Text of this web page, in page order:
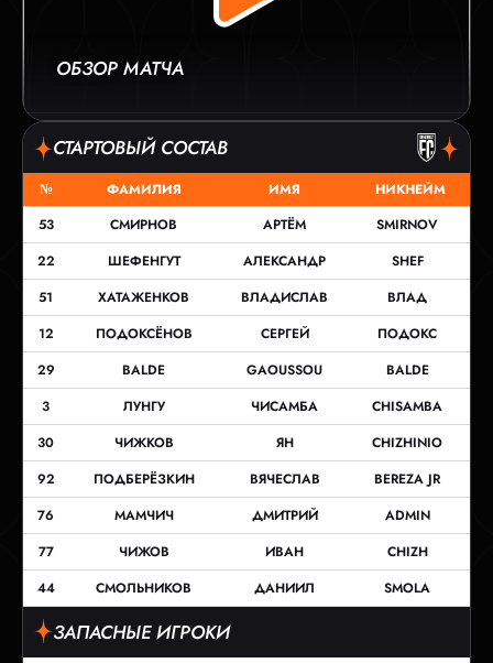
ОБЗОР МАТЧА
СТАРТОВЫЙ СОСТАВ
№ ФАМИЛИЯ ИМЯ
НИКНЕЙМ
53
СМИРНОВ АРТЁМ
SMIRNOV
22
ШЕФЕНГУТ АЛЕКСАНДР
SHEF
51
ХАТАЖЕНКОВ ВЛАДИСЛАВ
ВЛАД
12
ПОДОКСЁНОВ СЕРГЕЙ
ПОДОКС
29
BALDE GAOUSSOU
BALDE
3
ЛУНГУ ЧИСАМБА
CHISAMBA
30
ЧИЖКОВ ЯН
CHIZHINIO
92
ПОДБЕРЁЗКИН ВЯЧЕСЛАВ
BEREZA JR
76
МАМЧИЧ ДМИТРИЙ
ADMIN
77
ЧИЖОВ ИВАН
CHIZH
44
СМОЛЬНИКОВ ДАНИИЛ SMOLA
ЗАПАСНЫЕ ИГРОКИ